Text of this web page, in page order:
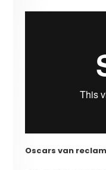
Oscars van